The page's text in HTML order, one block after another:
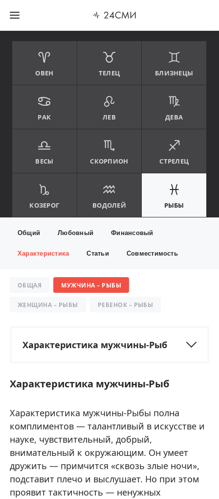
ОВЕН ТЕЛЕЦ БЛИЗНЕЦЫ
РАК ЛЕВ ДЕВА
ВЕСЫ СКОРПИОН СТРЕЛЕЦ
КОЗЕРОГ ВОДОЛЕЙ РЫБЫ
Общий Любовный Финансовый
Характеристика Статьи Совместимость
ОБЩАЯ МУЖЧИНА – РЫБЫ
ЖЕНЩИНА – РЫБЫ РЕБЕНОК – РЫБЫ
Характеристика мужчины-Рыб
Характеристика мужчины-Рыб
Характеристика мужчины-Рыбы полна
комплиментов — талантливый в искусстве и
науке, чувствительный, добрый,
внимательный к окружающим. Он умеет
дружить — примчится «сквозь злые ночи»,
подставит плечо и выслушает. Но при этом
проявит тактичность — ненужных